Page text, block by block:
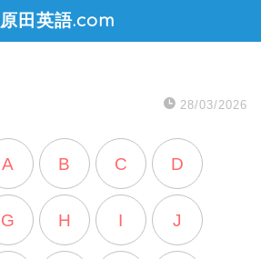
原田英語.com
28/03/2026
A B C D
G H I J